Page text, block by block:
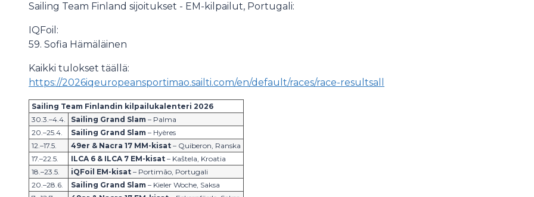
Sailing Team Finland sijoitukset - EM-kilpailut, Portugali:
IQFoil:
59. Sofia Hämäläinen
Kaikki tulokset täällä:
https://2026iqeuropeansportimao.sailti.com/en/default/races/race-resultsall
Sailing Team Finlandin kilpailukalenteri 2026
30.3.–4.4.
Sailing Grand Slam – Palma
20.–25.4.
Sailing Grand Slam – Hyères
12.–17.5.
49er & Nacra 17 MM-kisat – Quiberon, Ranska
17.–22.5.
ILCA 6 & ILCA 7 EM-kisat – Kaštela, Kroatia
18.–23.5.
iQFoil EM-kisat – Portimão, Portugali
20.–28.6.
Sailing Grand Slam – Kieler Woche, Saksa